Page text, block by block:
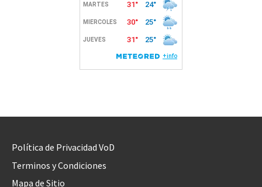
Política de Privacidad VoD
Terminos y Condiciones
Mapa de Sitio